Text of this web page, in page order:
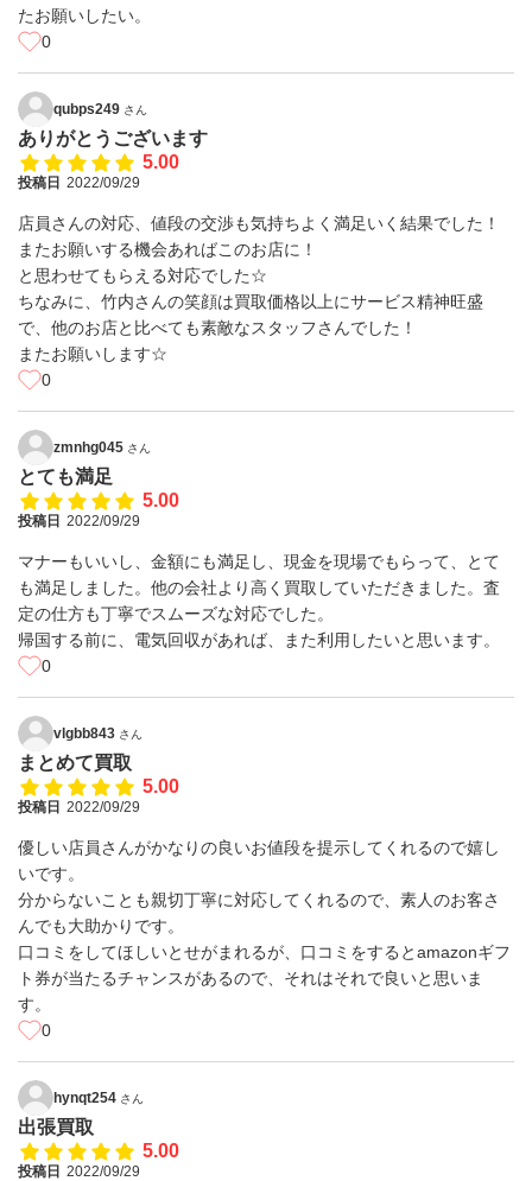
たお願いしたい。
0
qubps249 さん
ありがとうございます
5.00
投稿日 2022/09/29
店員さんの対応、値段の交渉も気持ちよく満足いく結果でした！
またお願いする機会あればこのお店に！
と思わせてもらえる対応でした☆
ちなみに、竹内さんの笑顔は買取価格以上にサービス精神旺盛
で、他のお店と比べても素敵なスタッフさんでした！
またお願いします☆
0
zmnhg045 さん
とても満足
5.00
投稿日 2022/09/29
マナーもいいし、金額にも満足し、現金を現場でもらって、とて
も満足しました。他の会社より高く買取していただきました。査
定の仕方も丁寧でスムーズな対応でした。
帰国する前に、電気回収があれば、また利用したいと思います。
0
vlgbb843 さん
まとめて買取
5.00
投稿日 2022/09/29
優しい店員さんがかなりの良いお値段を提示してくれるので嬉し
いです。
分からないことも親切丁寧に対応してくれるので、素人のお客さ
んでも大助かりです。
口コミをしてほしいとせがまれるが、口コミをするとamazonギフ
ト券が当たるチャンスがあるので、それはそれで良いと思いま
す。
0
hynqt254 さん
出張買取
5.00
投稿日 2022/09/29